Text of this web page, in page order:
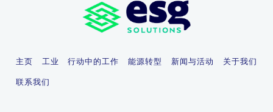
主页 工业 行动中的工作 能源转型 新闻与活动 关于我们
联系我们